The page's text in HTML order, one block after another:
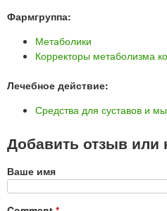
Фармгруппа:
Метаболики
Корректоры метаболизма
Лечебное действие:
Средства для суставов и
Добавить отзыв или
Ваше имя